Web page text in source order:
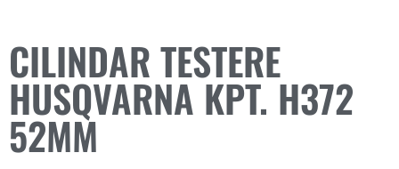
CILINDAR TESTERE
HUSQVARNA KPT. H372
52MM